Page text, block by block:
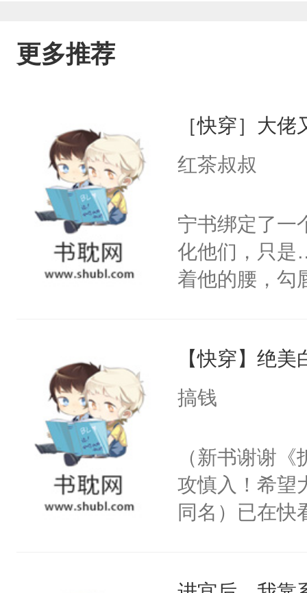
更多推荐
［快穿］大
红茶叔叔
宁书绑定了一
化他们，只是
着他的腰，勾
来，给老公
用力——为你
【快穿】绝
搞钱
（新书谢谢
攻慎入！希望
同名）已在快